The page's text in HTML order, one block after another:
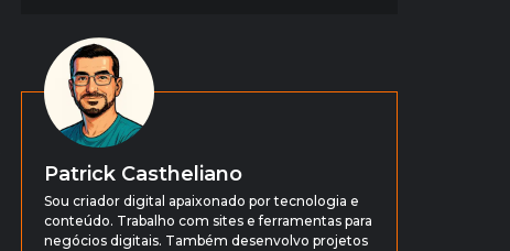
Patrick Castheliano
Sou criador digital apaixonado por tecnologia e
conteúdo. Trabalho com sites e ferramentas para
negócios digitais. Também desenvolvo projetos